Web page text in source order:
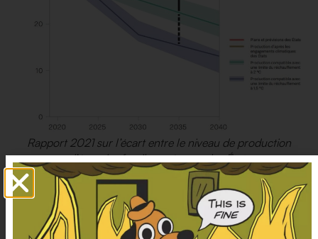
Rapport 2021 sur l’écart entre le niveau de production
d’énergies fossiles prévu par les États
et le niveau de production compatible avec les objectifs de
l’Accord de Paris
L’Emissions Gap Report indique quant à lui l’écart